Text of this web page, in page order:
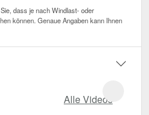
dass je nach Windlast- oder
können. Genaue Angaben kann Ihnen
Alle Videos